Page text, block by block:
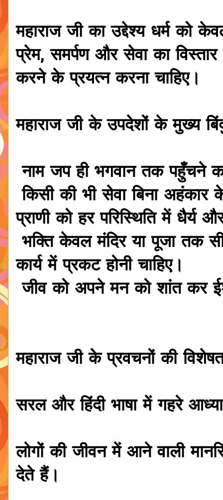
महाराज जी का उद्देश्य धर्म को
प्रेम, समर्पण और सेवा का विस्तार
करने के प्रयत्न करना चाहिए।
महाराज जी के उपदेशों के मुख्य
नाम जप ही भगवान तक पहुँचने
किसी की भी सेवा बिना अहंकार
प्राणी को हर परिस्थिति में धैर्य
भक्ति केवल मंदिर या पूजा तक
कार्य में प्रकट होनी चाहिए।
जीव को अपने मन को शांत कर
महाराज जी के प्रवचनों की
सरल और हिंदी भाषा में गहरे
लोगों की जीवन में आने वाली
देते हैं।